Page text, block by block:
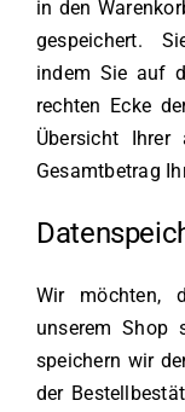
in den
gespeichert.
indem Sie auf
rechten Ecke
Übersicht Ihrer
Gesamtbetrag
Wir möchten,
unserem Shop
speichern wir
der